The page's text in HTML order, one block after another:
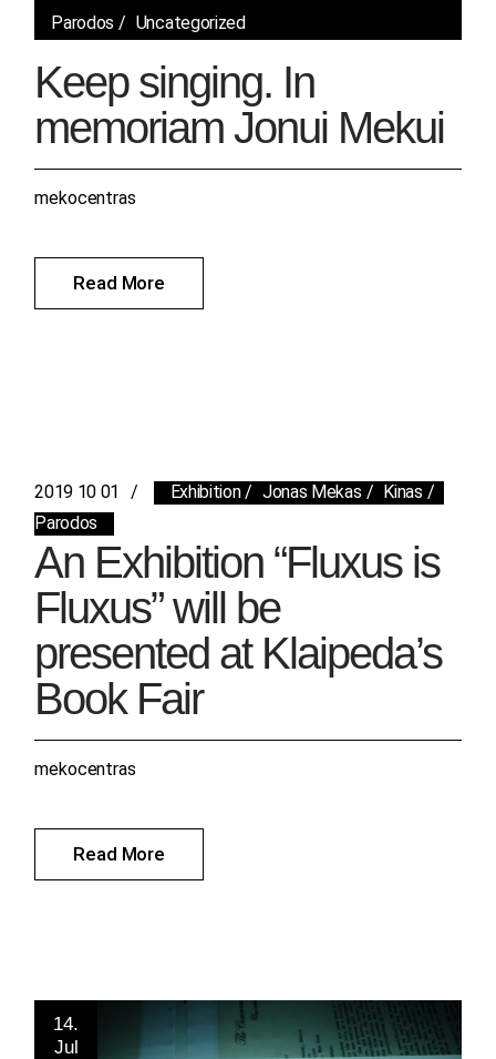
Parodos
Uncategorized
Keep singing. In
memoriam Jonui Mekui
Read More
mekocentras
2019 10 01 Exhibition Jonas Mekas
Kinas
Parodos
An Exhibition “Fluxus is
Fluxus” will be
presented at Klaipeda’s
Book Fair
Read More
mekocentras
14.
Jul